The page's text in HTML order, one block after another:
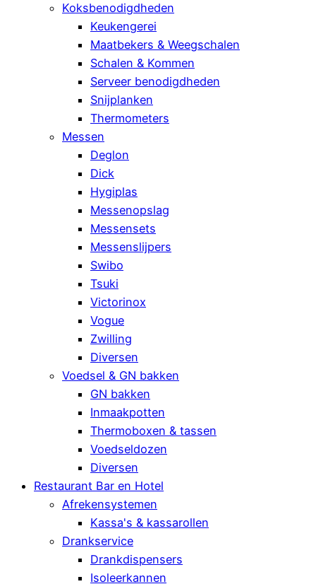
Koksbenodigdheden
Keukengerei
Maatbekers & Weegschalen
Schalen & Kommen
Serveer benodigdheden
Snijplanken
Thermometers
Messen
Deglon
Dick
Hygiplas
Messenopslag
Messensets
Messenslijpers
Swibo
Tsuki
Victorinox
Vogue
Zwilling
Diversen
Voedsel & GN bakken
GN bakken
Inmaakpotten
Thermoboxen & tassen
Voedseldozen
Diversen
Restaurant Bar en Hotel
Afrekensystemen
Kassa's & kassarollen
Drankservice
Drankdispensers
Isoleerkannen